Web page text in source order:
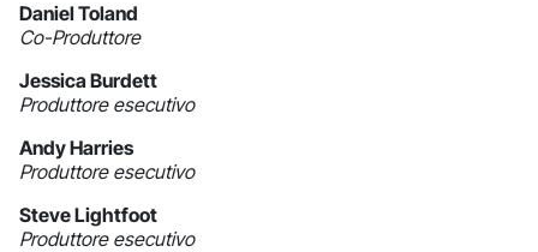
Daniel Toland
Co-Produttore
Jessica Burdett
Produttore esecutivo
Andy Harries
Produttore esecutivo
Steve Lightfoot
Produttore esecutivo